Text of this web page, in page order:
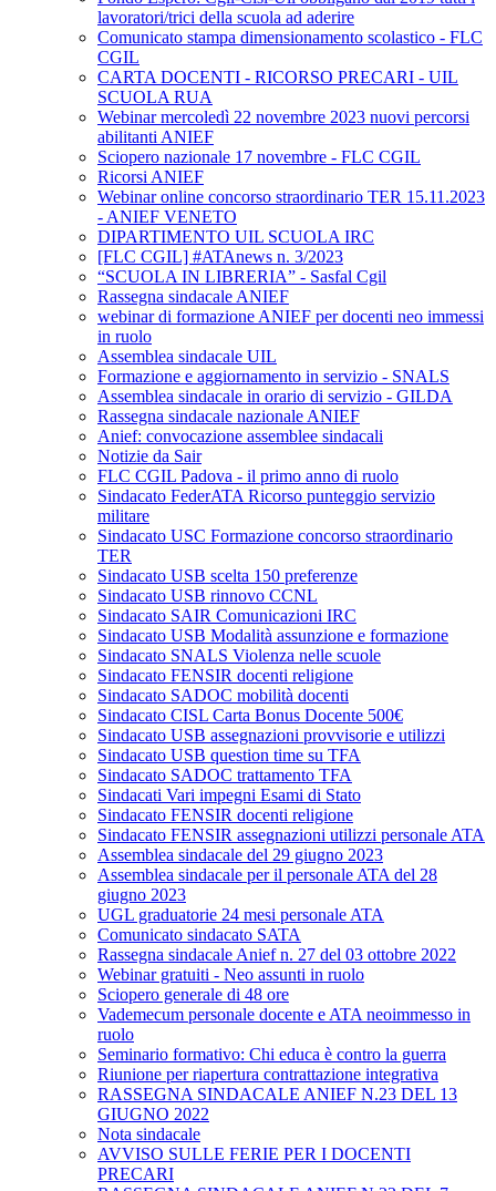
lavoratori/trici della scuola ad aderire
Comunicato stampa dimensionamento scolastico - FLC
CGIL
CARTA DOCENTI - RICORSO PRECARI - UIL
SCUOLA RUA
Webinar mercoledì 22 novembre 2023 nuovi percorsi
abilitanti ANIEF
Sciopero nazionale 17 novembre - FLC CGIL
Ricorsi ANIEF
Webinar online concorso straordinario TER 15.11.2023
- ANIEF VENETO
DIPARTIMENTO UIL SCUOLA IRC
[FLC CGIL] #ATAnews n. 3/2023
“SCUOLA IN LIBRERIA” - Sasfal Cgil
Rassegna sindacale ANIEF
webinar di formazione ANIEF per docenti neo immessi
in ruolo
Assemblea sindacale UIL
Formazione e aggiornamento in servizio - SNALS
Assemblea sindacale in orario di servizio - GILDA
Rassegna sindacale nazionale ANIEF
Anief: convocazione assemblee sindacali
Notizie da Sair
FLC CGIL Padova - il primo anno di ruolo
Sindacato FederATA Ricorso punteggio servizio
militare
Sindacato USC Formazione concorso straordinario
TER
Sindacato USB scelta 150 preferenze
Sindacato USB rinnovo CCNL
Sindacato SAIR Comunicazioni IRC
Sindacato USB Modalità assunzione e formazione
Sindacato SNALS Violenza nelle scuole
Sindacato FENSIR docenti religione
Sindacato SADOC mobilità docenti
Sindacato CISL Carta Bonus Docente 500€
Sindacato USB assegnazioni provvisorie e utilizzi
Sindacato USB question time su TFA
Sindacato SADOC trattamento TFA
Sindacati Vari impegni Esami di Stato
Sindacato FENSIR docenti religione
Sindacato FENSIR assegnazioni utilizzi personale ATA
Assemblea sindacale del 29 giugno 2023
Assemblea sindacale per il personale ATA del 28
giugno 2023
UGL graduatorie 24 mesi personale ATA
Comunicato sindacato SATA
Rassegna sindacale Anief n. 27 del 03 ottobre 2022
Webinar gratuiti - Neo assunti in ruolo
Sciopero generale di 48 ore
Vademecum personale docente e ATA neoimmesso in
ruolo
Seminario formativo: Chi educa è contro la guerra
Riunione per riapertura contrattazione integrativa
RASSEGNA SINDACALE ANIEF N.23 DEL 13
GIUGNO 2022
Nota sindacale
AVVISO SULLE FERIE PER I DOCENTI
PRECARI